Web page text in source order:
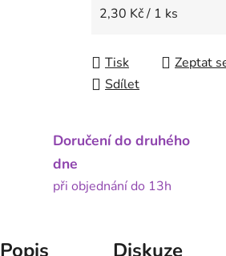
Měrná cena:
2,30 Kč / 1 ks
Tisk Zeptat
Sdílet
Doručení do druhého
dne
při objednání do 13h
Popis Diskuze